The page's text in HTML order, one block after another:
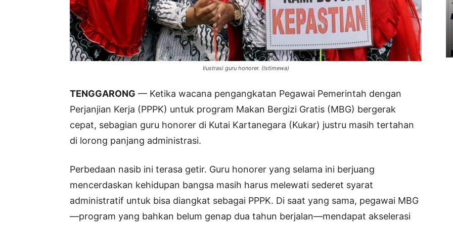
Ilustrasi guru honorer. (Istimewa)
TENGGARONG — Ketika wacana pengangkatan Pegawai Pemerintah dengan
Perjanjian Kerja (PPPK) untuk program Makan Bergizi Gratis (MBG) bergerak
cepat, sebagian guru honorer di Kutai Kartanegara (Kukar) justru masih tertahan
di lorong panjang administrasi.
Perbedaan nasib ini terasa getir. Guru honorer yang selama ini berjuang
mencerdaskan kehidupan bangsa masih harus melewati sederet syarat
administratif untuk bisa diangkat sebagai PPPK. Di saat yang sama, pegawai MBG
—program yang bahkan belum genap dua tahun berjalan—mendapat akselerasi